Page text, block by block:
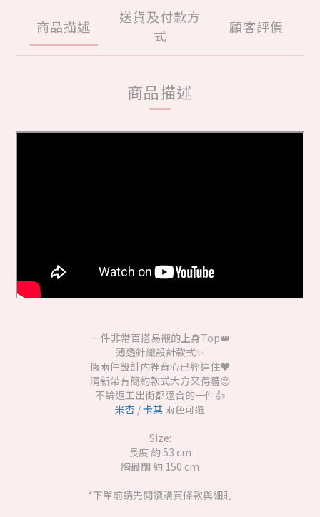
商品描述
送貨及付款方
式
顧客評價
商品描述
一件非常百搭易襯的上身Top👑
薄透針織設計款式✨
假兩件設計內裡背心已經連住❤️
清新帶有簡約款式大方又得體😍
不論返工出街都適合的一件👍
米杏 /卡其兩色可選
Size:
長度 約 53 cm
胸最闊 約 150 cm
*下單前請先閱讀購買條款與細則